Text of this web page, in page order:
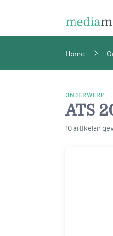
Home
ONDERWERP
ATS
10 artikelen